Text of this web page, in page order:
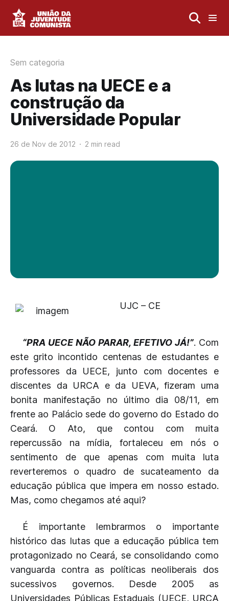
Sem categoria
As lutas na UECE e a
construção da
Universidade Popular
26 de Nov de 2012 2 min read
UJC – CE
“PRA UECE NÃO PARAR, EFETIVO JÁ!”. Com
este grito incontido centenas de estudantes e
professores da UECE, junto com docentes e
discentes da URCA e da UEVA, fizeram uma
bonita manifestação no último dia 08/11, em
frente ao Palácio sede do governo do Estado do
Ceará. O Ato, que contou com muita
repercussão na mídia, fortaleceu em nós o
sentimento de que apenas com muita luta
reverteremos o quadro de sucateamento da
educação pública que impera em nosso estado.
Mas, como chegamos até aqui?
É importante lembrarmos o importante
histórico das lutas que a educação pública tem
protagonizado no Ceará, se consolidando como
vanguarda contra as políticas neoliberais dos
sucessivos governos. Desde 2005 as
Universidades Públicas Estaduais (UECE, URCA